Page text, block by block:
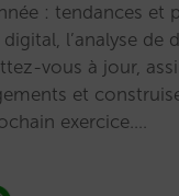
: tendances et
l’analyse de
vous à jour,
et
exercice.…